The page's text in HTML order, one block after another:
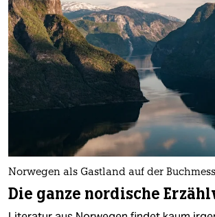
Norwegen als Gastland auf der
Die ganze nordische